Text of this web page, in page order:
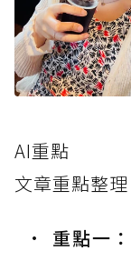
AI重點
文章重點整理
重點一：